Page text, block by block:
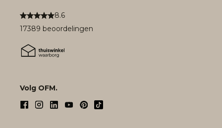
8.6
17389 beoordelingen
Volg OFM.